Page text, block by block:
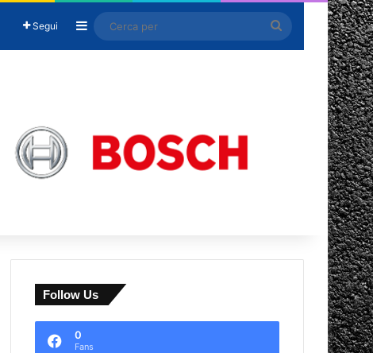
Segui Barra laterale
per
Follow Us
0
Fans